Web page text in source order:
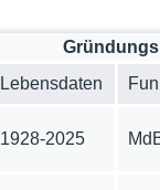
Lebensdaten
1928-2025